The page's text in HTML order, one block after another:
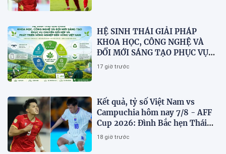
HỆ SINH THÁI GIẢI PHÁP
KHOA HỌC, CÔNG NGHỆ VÀ
ĐỔI MỚI SÁNG TẠO PHỤC VỤ
CHUYỂN ĐỔI KÉP VÀ PHÁT
17 giờ trước
Kết quả, tỷ số Việt Nam vs
Campuchia hôm nay 7/8 - AFF
Cup 2026: Đình Bắc hẹn Thái
Lan ở chung kết?
18 giờ trước